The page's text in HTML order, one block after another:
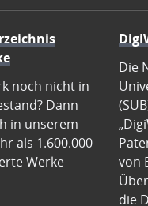
noch nicht in
Dann
in unserem
als 1.600.000
Werke
Die
von
die